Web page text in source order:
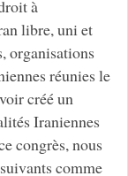
à
libre, uni et
organisations
réunies le
créé un
Iraniennes
congrès, nous
comme